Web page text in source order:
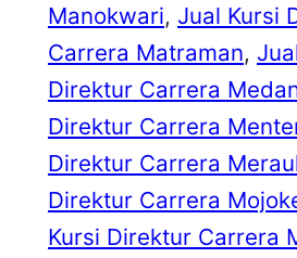
Manokwari, Jual Kursi
Carrera Matraman,
Direktur Carrera
Direktur Carrera
Direktur Carrera
Direktur Carrera
Kursi Direktur Carrera